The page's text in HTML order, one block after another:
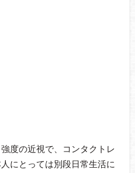
度の近視で、コンタクトレ
にとっては別段日常生活に